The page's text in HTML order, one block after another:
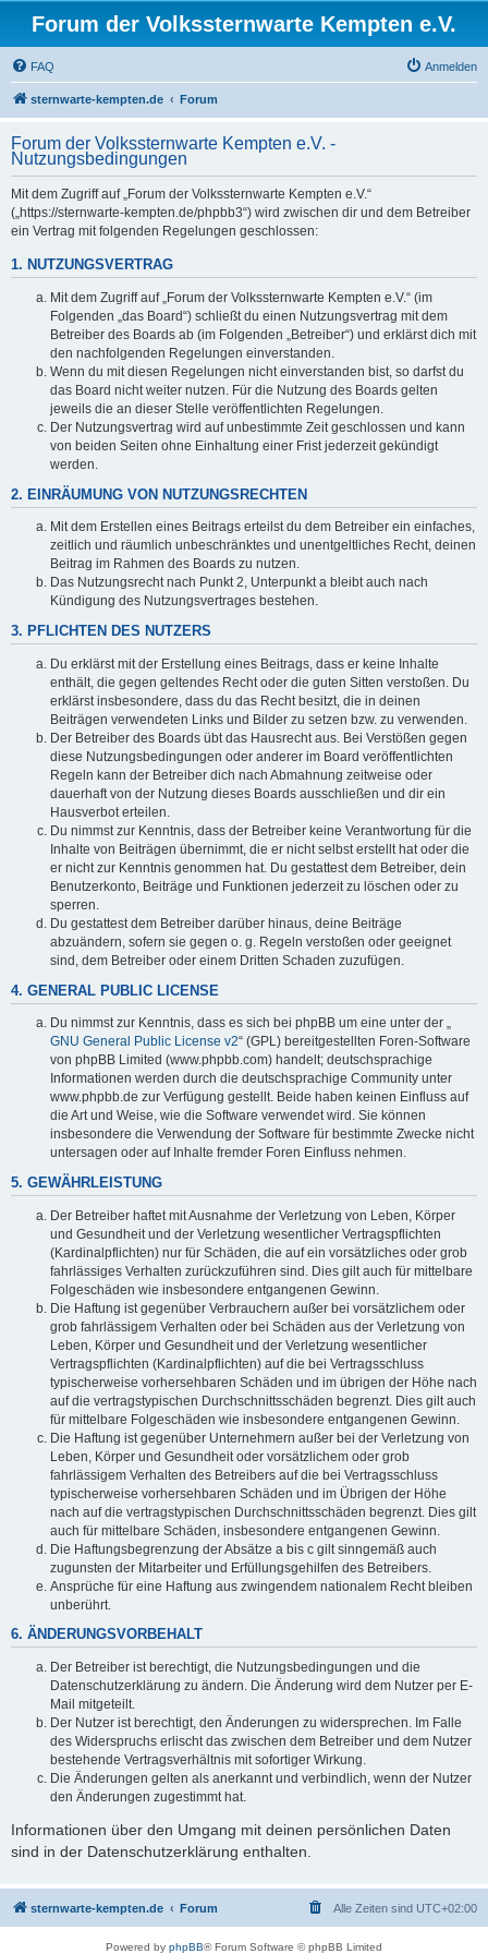
Forum der Volkssternwarte Kempten e.V.
FAQ Anmelden
sternwarte-kempten.de Forum
Forum der Volkssternwarte Kempten e.V. -
Nutzungsbedingungen
Mit dem Zugriff auf „Forum der Volkssternwarte Kempten e.V.“
(„https://sternwarte-kempten.de/phpbb3“) wird zwischen dir und dem Betreiber
ein Vertrag mit folgenden Regelungen geschlossen:
1. NUTZUNGSVERTRAG
Mit dem Zugriff auf „Forum der Volkssternwarte Kempten e.V.“ (im
Folgenden „das Board“) schließt du einen Nutzungsvertrag mit dem
Betreiber des Boards ab (im Folgenden „Betreiber“) und erklärst dich mit
den nachfolgenden Regelungen einverstanden.
Wenn du mit diesen Regelungen nicht einverstanden bist, so darfst du
das Board nicht weiter nutzen. Für die Nutzung des Boards gelten
jeweils die an dieser Stelle veröffentlichten Regelungen.
Der Nutzungsvertrag wird auf unbestimmte Zeit geschlossen und kann
von beiden Seiten ohne Einhaltung einer Frist jederzeit gekündigt
werden.
2. EINRÄUMUNG VON NUTZUNGSRECHTEN
Mit dem Erstellen eines Beitrags erteilst du dem Betreiber ein einfaches,
zeitlich und räumlich unbeschränktes und unentgeltliches Recht, deinen
Beitrag im Rahmen des Boards zu nutzen.
Das Nutzungsrecht nach Punkt 2, Unterpunkt a bleibt auch nach
Kündigung des Nutzungsvertrages bestehen.
3. PFLICHTEN DES NUTZERS
Du erklärst mit der Erstellung eines Beitrags, dass er keine Inhalte
enthält, die gegen geltendes Recht oder die guten Sitten verstoßen. Du
erklärst insbesondere, dass du das Recht besitzt, die in deinen
Beiträgen verwendeten Links und Bilder zu setzen bzw. zu verwenden.
Der Betreiber des Boards übt das Hausrecht aus. Bei Verstößen gegen
diese Nutzungsbedingungen oder anderer im Board veröffentlichten
Regeln kann der Betreiber dich nach Abmahnung zeitweise oder
dauerhaft von der Nutzung dieses Boards ausschließen und dir ein
Hausverbot erteilen.
Du nimmst zur Kenntnis, dass der Betreiber keine Verantwortung für die
Inhalte von Beiträgen übernimmt, die er nicht selbst erstellt hat oder die
er nicht zur Kenntnis genommen hat. Du gestattest dem Betreiber, dein
Benutzerkonto, Beiträge und Funktionen jederzeit zu löschen oder zu
sperren.
Du gestattest dem Betreiber darüber hinaus, deine Beiträge
abzuändern, sofern sie gegen o. g. Regeln verstoßen oder geeignet
sind, dem Betreiber oder einem Dritten Schaden zuzufügen.
4. GENERAL PUBLIC LICENSE
Du nimmst zur Kenntnis, dass es sich bei phpBB um eine unter der „
GNU General Public License v2“ (GPL) bereitgestellten Foren-Software
von phpBB Limited (www.phpbb.com) handelt; deutschsprachige
Informationen werden durch die deutschsprachige Community unter
www.phpbb.de zur Verfügung gestellt. Beide haben keinen Einfluss auf
die Art und Weise, wie die Software verwendet wird. Sie können
insbesondere die Verwendung der Software für bestimmte Zwecke nicht
untersagen oder auf Inhalte fremder Foren Einfluss nehmen.
5. GEWÄHRLEISTUNG
Der Betreiber haftet mit Ausnahme der Verletzung von Leben, Körper
und Gesundheit und der Verletzung wesentlicher Vertragspflichten
(Kardinalpflichten) nur für Schäden, die auf ein vorsätzliches oder grob
fahrlässiges Verhalten zurückzuführen sind. Dies gilt auch für mittelbare
Folgeschäden wie insbesondere entgangenen Gewinn.
Die Haftung ist gegenüber Verbrauchern außer bei vorsätzlichem oder
grob fahrlässigem Verhalten oder bei Schäden aus der Verletzung von
Leben, Körper und Gesundheit und der Verletzung wesentlicher
Vertragspflichten (Kardinalpflichten) auf die bei Vertragsschluss
typischerweise vorhersehbaren Schäden und im übrigen der Höhe nach
auf die vertragstypischen Durchschnittsschäden begrenzt. Dies gilt auch
für mittelbare Folgeschäden wie insbesondere entgangenen Gewinn.
Die Haftung ist gegenüber Unternehmern außer bei der Verletzung von
Leben, Körper und Gesundheit oder vorsätzlichem oder grob
fahrlässigem Verhalten des Betreibers auf die bei Vertragsschluss
typischerweise vorhersehbaren Schäden und im Übrigen der Höhe
nach auf die vertragstypischen Durchschnittsschäden begrenzt. Dies gilt
auch für mittelbare Schäden, insbesondere entgangenen Gewinn.
Die Haftungsbegrenzung der Absätze a bis c gilt sinngemäß auch
zugunsten der Mitarbeiter und Erfüllungsgehilfen des Betreibers.
Ansprüche für eine Haftung aus zwingendem nationalem Recht bleiben
unberührt.
6. ÄNDERUNGSVORBEHALT
Der Betreiber ist berechtigt, die Nutzungsbedingungen und die
Datenschutzerklärung zu ändern. Die Änderung wird dem Nutzer per E-
Mail mitgeteilt.
Der Nutzer ist berechtigt, den Änderungen zu widersprechen. Im Falle
des Widerspruchs erlischt das zwischen dem Betreiber und dem Nutzer
bestehende Vertragsverhältnis mit sofortiger Wirkung.
Die Änderungen gelten als anerkannt und verbindlich, wenn der Nutzer
den Änderungen zugestimmt hat.
Informationen über den Umgang mit deinen persönlichen Daten
sind in der Datenschutzerklärung enthalten.
sternwarte-kempten.de Forum Alle Zeiten sind UTC+02:00
Powered by phpBB® Forum Software © phpBB Limited